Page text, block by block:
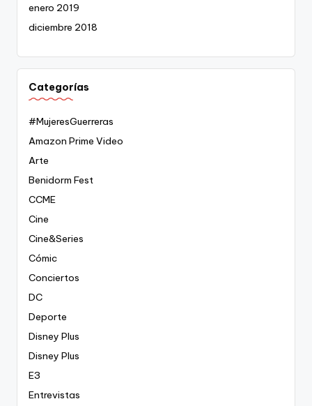
enero 2019
diciembre 2018
Categorías
#MujeresGuerreras
Amazon Prime Video
Arte
Benidorm Fest
CCME
Cine
Cine&Series
Cómic
Conciertos
DC
Deporte
Disney Plus
Disney Plus
E3
Entrevistas